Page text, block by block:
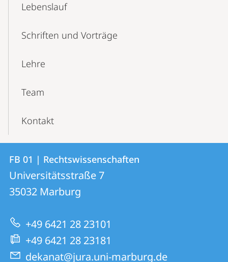
Lebenslauf
Schriften und Vorträge
Lehre
Team
Kontakt
Kontakt
und
Informationen
zur
Website
Kontaktinformationen
FB
01
|
Rechtswissenschaften
FB 01 | Rechtswissenschaften
Universitätsstraße 7
35032 Marburg
+49 6421 28 23101
+49 6421 28 23181
dekanat@jura.uni-marburg.de